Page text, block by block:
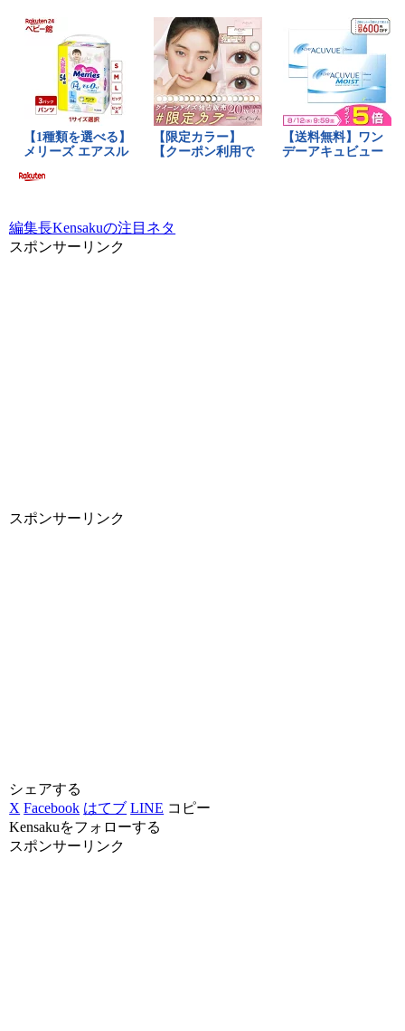
編集長Kensakuの注目ネタ
スポンサーリンク
スポンサーリンク
シェアする
X Facebook はてブ LINE コピー
Kensakuをフォローする
スポンサーリンク